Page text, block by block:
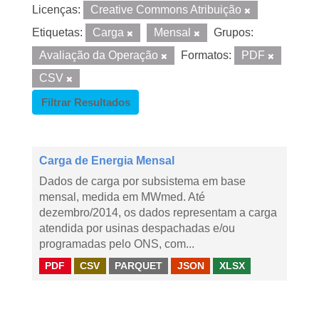
Licenças:
Creative Commons Atribuição
Etiquetas:
Carga Mensal
Grupos:
Avaliação da Operação
Formatos:
PDF
CSV
Filtrar Resultados
Carga de Energia Mensal
Dados de carga por subsistema em base
mensal, medida em MWmed. Até
dezembro/2014, os dados representam a carga
atendida por usinas despachadas e/ou
programadas pelo ONS, com...
PDF CSV PARQUET JSON XLSX